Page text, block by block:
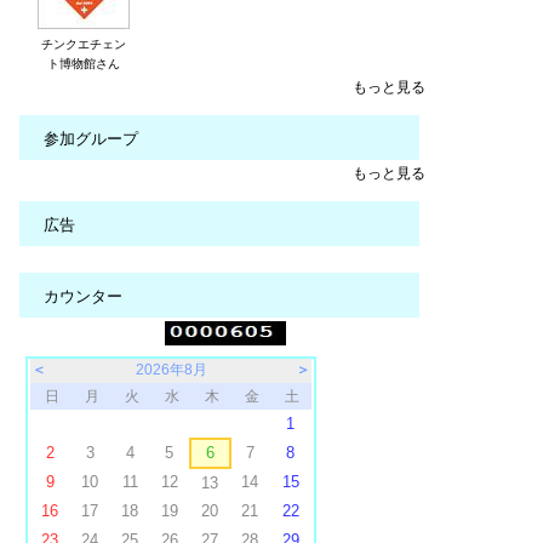
チンクエチェン
ト博物館さん
もっと見る
参加グループ
もっと見る
広告
カウンター
＜ 2026年8月
＞
日
月 火 水 木 金 土
1
2
3 4 5 6 7
8
9
10 11 12 13 14
15
16
17 18 19 20 21
22